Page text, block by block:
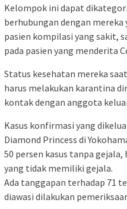
Kelompok ini dapat
berhubungan dengan
pasien kompilasi yang sakit,
pada pasien yang menderita
Status kesehatan mereka
harus melakukan karantina
kontak dengan anggota
Kasus konfirmasi yang
Diamond Princess di
50 persen kasus tanpa
yang tidak memiliki gejala.
Ada tanggapan terhadap 71
diawasi dilakukan